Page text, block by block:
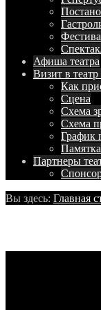
Афиша театра
Визит в театр
Как
Сцена
Схема
Схема
График
Партнеры
Вы здесь: Главная